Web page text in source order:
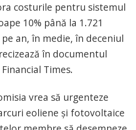
costurile pentru sistemul
10% până la 1.721
an, în medie, în deceniul
în documentul
Times.
vrea să urgenteze
eoliene şi fotovoltaice